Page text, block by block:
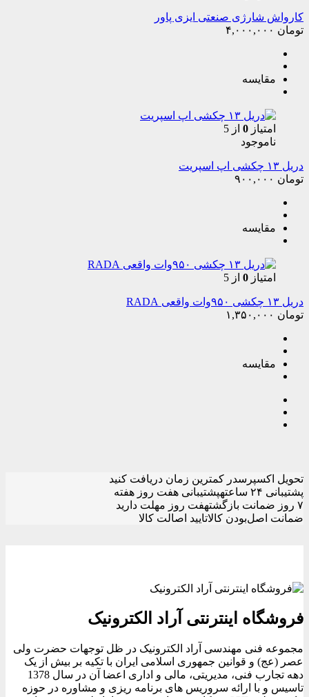
کارواش شارژی صنعتی ایزی پاور
تومان
مقایسه
امتیاز 0 از 5
ناموجود
دریل ۱۳ چکشی اپ اسپریت
تومان
مقایسه
امتیاز 0 از 5
دریل ۱۳ چکشی ۹۵۰وات واقعی RADA
تومان
مقایسه
تحویل اکسپرسدر کمترین زمان دریافت کنید
پشتیبانی ۲۴ ساعته
پشتیبانی هفت روز هفته
۷ روز ضمانت بازگشت
هفت روز مهلت دارید
ضمانت اصل‌بودن کالاتایید اصالت کالا
فروشگاه اینترنتی آراد الکترونیک
مجموعه فنی مهندسی آراد الکترونیک در ظل توجهات حضرت ولی
عصر (عج) و قوانین جمهوری اسلامی ایران با تکیه بر بیش از یک
دهه تجارب فنی، مدیریتی، مالی و اداری اعضا آن در سال 1378
تاسیس و با ارائه سروریس های برنامه ریزی و مشاوره در حوزه